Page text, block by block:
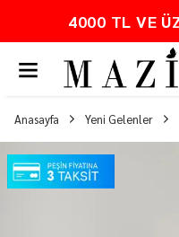
Anasayfa Yeni Gelenler